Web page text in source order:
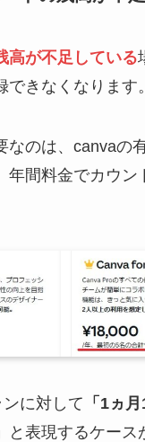
高が不足している
できなくなります。
なのは、canvaの
年間料金でカウン
に対して 「1ヵ
と表現するケース